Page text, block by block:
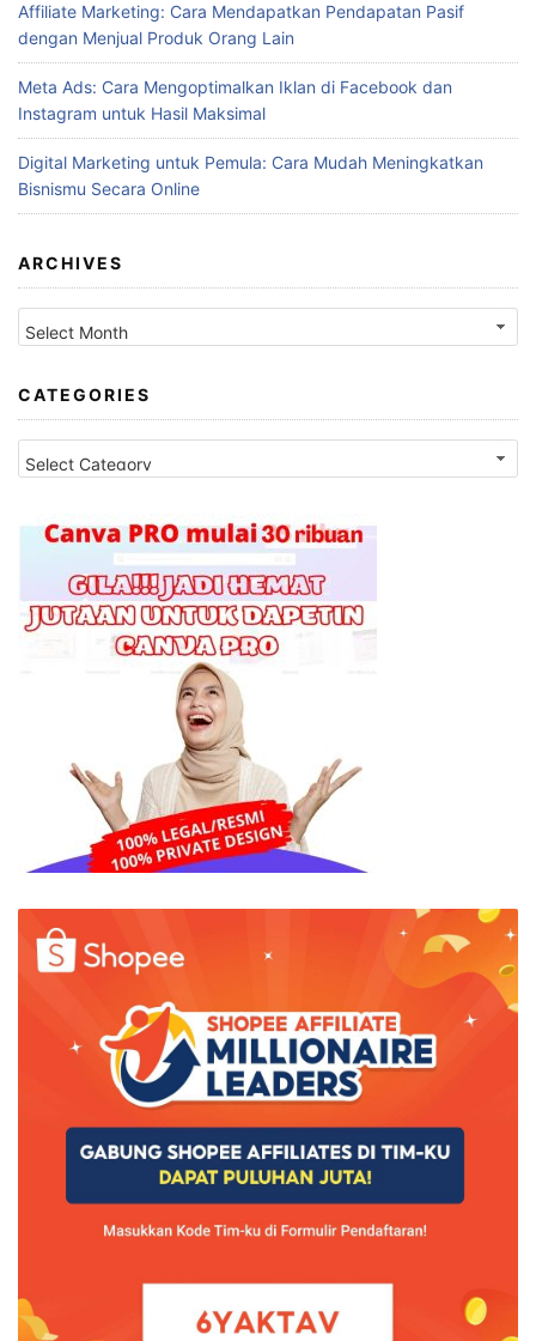
Affiliate Marketing: Cara Mendapatkan Pendapatan Pasif
dengan Menjual Produk Orang Lain
Meta Ads: Cara Mengoptimalkan Iklan di Facebook dan
Instagram untuk Hasil Maksimal
Digital Marketing untuk Pemula: Cara Mudah Meningkatkan
Bisnismu Secara Online
ARCHIVES
Archives
CATEGORIES
Categories